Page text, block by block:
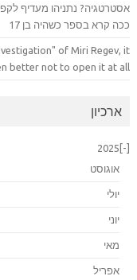
אסטרטגיה? נתניהו מעדיף
ככה קרא בספר כשהיה בן 17
of Miri Regev, it
better not to open it at all.
ארכיון
[-]
2025
אוגוסט
יולי
יוני
מאי
אפריל